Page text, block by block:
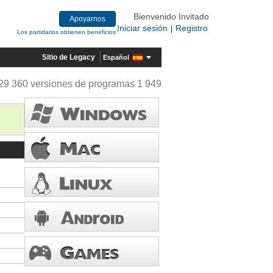
Apoyarnos
Los partidarios obtienen beneficios
Bienvenido Invitado
Iniciar sesión
Registro
Sitio de Legacy Español
360 versiones de programas 1 949